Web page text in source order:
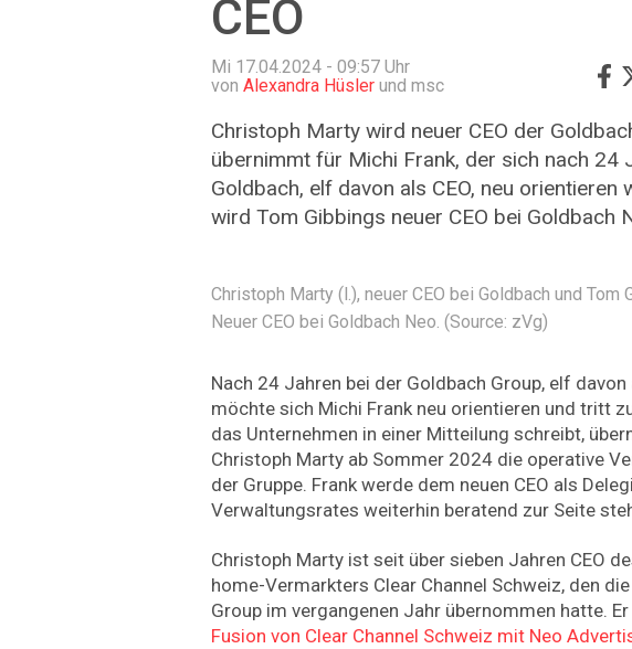
CEO
Mi 17.04.2024 - 09:57 Uhr
von Alexandra Hüsler und msc
Christoph Marty wird neuer CEO der
übernimmt für Michi Frank, der sich nach 24
Goldbach, elf davon als CEO, neu orientieren
wird Tom Gibbings neuer CEO bei Goldbach
Christoph Marty (l.), neuer CEO bei Goldbach und Tom
Neuer CEO bei Goldbach Neo. (Source: zVg)
Nach 24 Jahren bei der Goldbach Group, elf davon
möchte sich Michi Frank neu orientieren und tritt
das Unternehmen in einer Mitteilung schreibt,
Christoph Marty ab Sommer 2024 die operative
der Gruppe. Frank werde dem neuen CEO als
Verwaltungsrates weiterhin beratend zur Seite
Christoph Marty ist seit über sieben Jahren CEO
home-Vermarkters Clear Channel Schweiz, den
Group im vergangenen Jahr übernommen hatte.
Fusion von Clear Channel Schweiz mit Neo